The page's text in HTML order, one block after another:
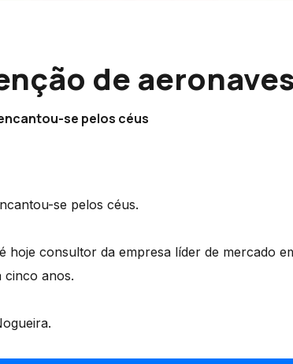
de aeronaves
se pelos céus
se pelos céus.
consultor da empresa líder de mercado
cinco anos.